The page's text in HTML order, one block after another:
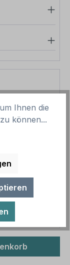
12,50 €
12,50 €
sind
möglich.
Ihnen die
können...